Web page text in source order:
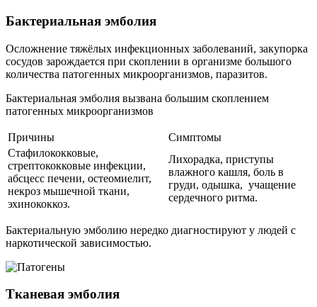
Бактериальная эмболия
Осложнение тяжёлых инфекционных заболеваний, закупорка
сосудов зарождается при скоплении в организме большого
количества патогенных микроорганизмов, паразитов.
Бактериальная эмболия вызвана большим скоплением
патогенных микроорганизмов
Причины
Симптомы
Стафилококковые,
стрептококковые инфекции,
абсцесс печени, остеомиелит,
некроз мышечной ткани,
эхинококкоз.
Лихорадка, приступы
влажного кашля, боль в
груди, одышка, учащение
сердечного ритма.
Бактериальную эмболию нередко диагностируют у людей с
наркотической зависимостью.
Тканевая эмболия